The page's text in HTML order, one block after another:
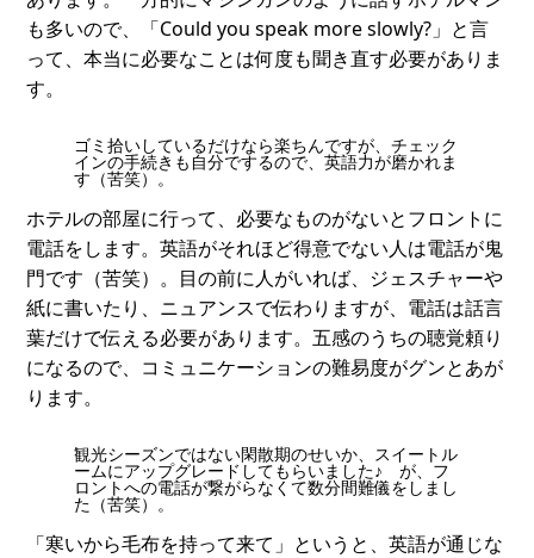
も多いので、「Could you speak more slowly?」と言
って、本当に必要なことは何度も聞き直す必要がありま
す。
ゴミ拾いしているだけなら楽ちんですが、チェック
インの手続きも自分でするので、英語力が磨かれま
す（苦笑）。
ホテルの部屋に行って、必要なものがないとフロントに
電話をします。英語がそれほど得意でない人は電話が鬼
門です（苦笑）。目の前に人がいれば、ジェスチャーや
紙に書いたり、ニュアンスで伝わりますが、電話は話言
葉だけで伝える必要があります。五感のうちの聴覚頼り
になるので、コミュニケーションの難易度がグンとあが
ります。
観光シーズンではない閑散期のせいか、スイートル
ームにアップグレードしてもらいました♪ が、フ
ロントへの電話が繋がらなくて数分間難儀をしまし
た（苦笑）。
「寒いから毛布を持って来て」というと、英語が通じな